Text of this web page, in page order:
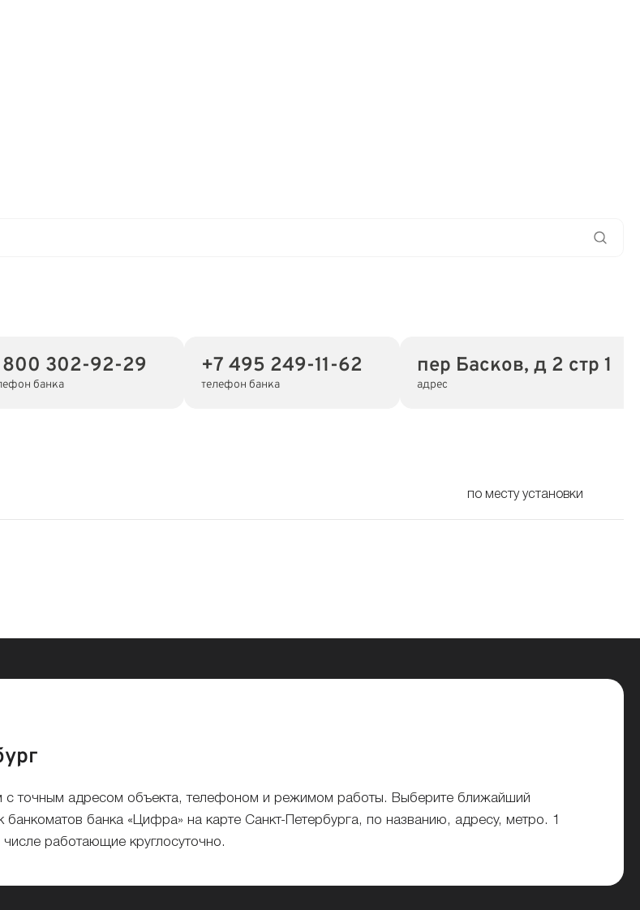
302-92-29
банка
+7 495 249-11-62
телефон банка
пер Басков, д 2 стр 1
адрес
по месту установки
с точным адресом объекта, телефоном и режимом работы. Выберите ближайший
банка «Цифра» на карте Санкт-Петербурга, по названию, адресу, метро. 1
работающие круглосуточно.